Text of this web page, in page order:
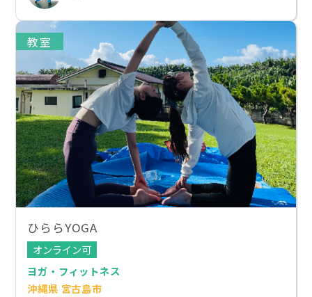
教室
ひららYOGA
オンライン可
ヨガ・フィットネス
沖縄県 宮古島市